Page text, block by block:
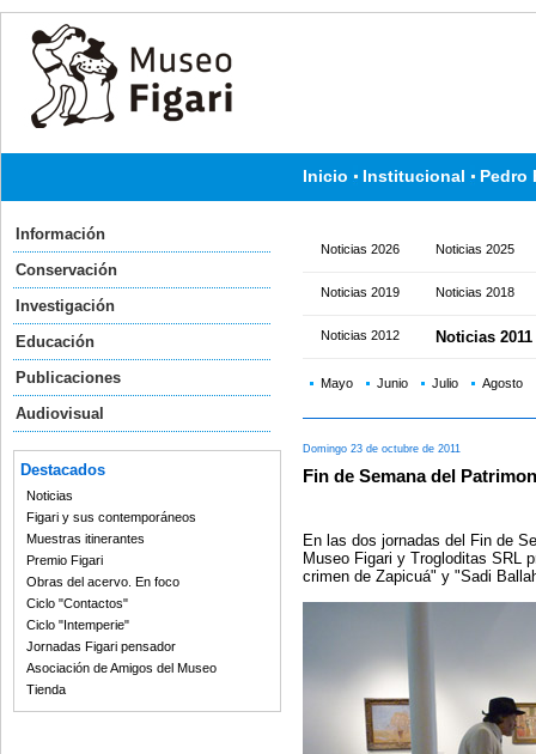
Inicio Institucional Pedro
Información
Conservación
Investigación
Educación
Publicaciones
Audiovisual
Destacados
Noticias
Figari y sus contemporáneos
Muestras itinerantes
Premio Figari
Obras del acervo. En foco
Ciclo "Contactos"
Ciclo "Intemperie"
Jornadas Figari pensador
Asociación de Amigos del Museo
Tienda
Noticias 2026 Noticias 2025
Noticias 2019 Noticias 2018
Noticias 2012 Noticias 2011
Mayo Junio Julio Agosto
Domingo 23 de octubre de 2011
Fin de Semana del
En las dos jornadas del Fin de
Museo Figari y Trogloditas SRL
crimen de Zapicuá" y "Sadi